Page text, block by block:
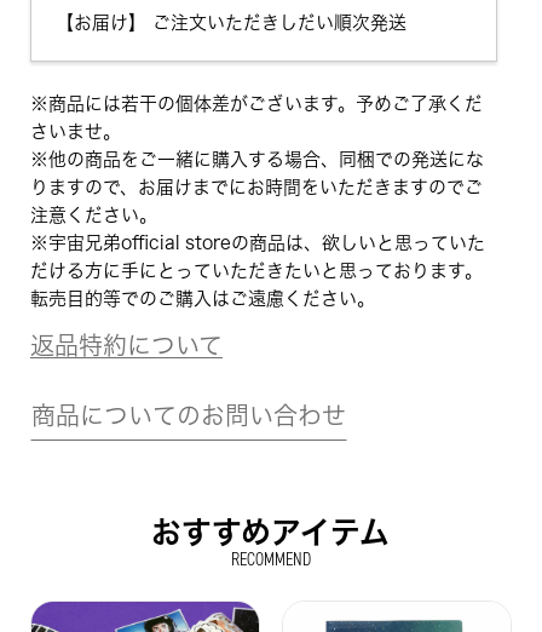
【お届け】 ご注文いただきしだい順次発送
※商品には若干の個体差がございます。予めご了承くだ
さいませ。
※他の商品をご一緒に購入する場合、同梱での発送にな
りますので、お届けまでにお時間をいただきますのでご
注意ください。
※宇宙兄弟official storeの商品は、欲しいと思っていた
だける方に手にとっていただきたいと思っております。
転売目的等でのご購入はご遠慮ください。
返品特約について
商品についてのお問い合わせ
おすすめアイテム
RECOMMEND